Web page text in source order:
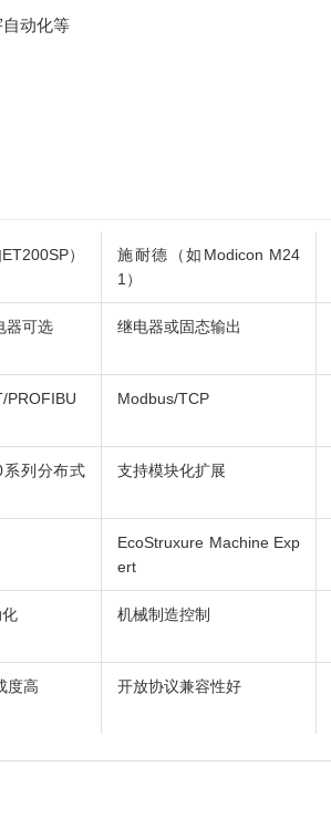
动化等
）
施耐德（如Modicon M24
1）
器可选 继电器或固态输出
PROFIBU
Modbus/TCP
系列分布式
支持模块化扩展
EcoStruxure Machine Exp
ert
机械制造控制
度高 开放协议兼容性好